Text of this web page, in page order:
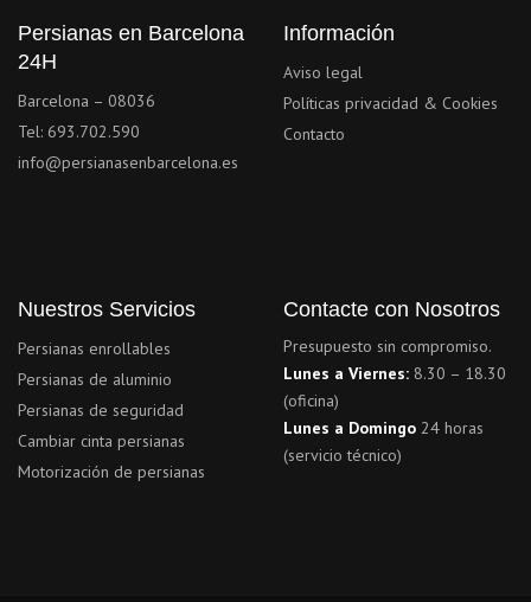
Persianas en Barcelona
24H
Barcelona – 08036
Tel: 693.702.590
info@persianasenbarcelona.es
Información
Aviso legal
Políticas privacidad & Cookies
Contacto
Nuestros Servicios
Persianas enrollables
Persianas de aluminio
Persianas de seguridad
Cambiar cinta persianas
Motorización de persianas
Contacte con Nosotros
Presupuesto sin compromiso.
Lunes a Viernes: 8.30 – 18.30
(oficina)
Lunes a Domingo 24 horas
(servicio técnico)